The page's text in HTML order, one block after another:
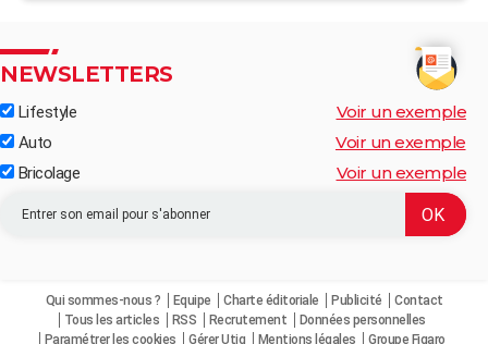
NEWSLETTERS
Lifestyle Voir un exemple
Auto Voir un exemple
Bricolage Voir un exemple
Qui sommes-nous ? Equipe Charte éditoriale Publicité
Contact
Tous les articles
RSS Recrutement
Données personnelles
Paramétrer les cookies
Gérer Utiq Mentions légales Groupe Figaro